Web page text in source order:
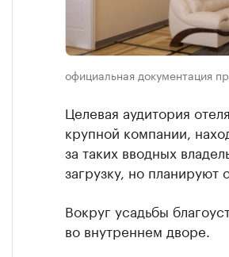
официальная документация
Целевая аудитория
крупной компании,
за таких вводных
загрузку, но планируют
Вокруг усадьбы
во внутреннем дворе.